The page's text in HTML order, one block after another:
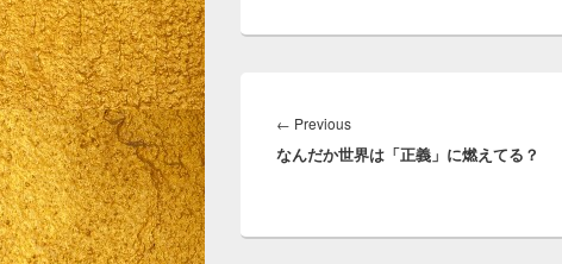
稿
ナ
← PreviousPrevious
post:
なんだか世界は「正義」に燃えてる？